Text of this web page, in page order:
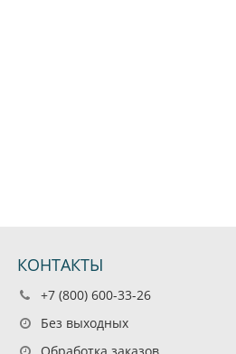
КОНТАКТЫ
+7 (800) 600-33-26
Без выходных